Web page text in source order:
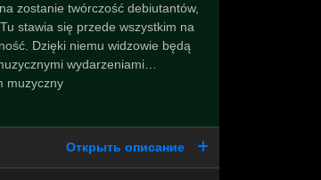
zostanie twórczość debiutantów,
stawia się przede wszystkim na
Dzięki niemu widzowie będą
wydarzeniami…
muzyczny
Открыть описание